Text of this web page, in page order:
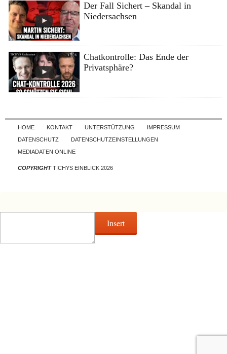
Der Fall Sichert – Skandal in
Niedersachsen
Chatkontrolle: Das Ende der
Privatsphäre?
Skip to content
HOME KONTAKT UNTERSTÜTZUNG
IMPRESSUM
DATENSCHUTZ
DATENSCHUTZEINSTELLUNGEN
MEDIADATEN ONLINE
COPYRIGHTTICHYS EINBLICK 2026
Insert